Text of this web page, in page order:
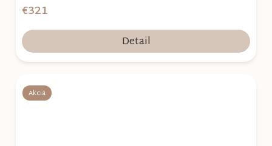
€321
Detail
Akcia